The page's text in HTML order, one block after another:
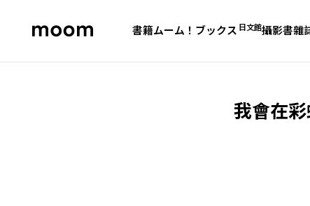
書籍ムーム！ブックス 日文館攝影書雜
我會在